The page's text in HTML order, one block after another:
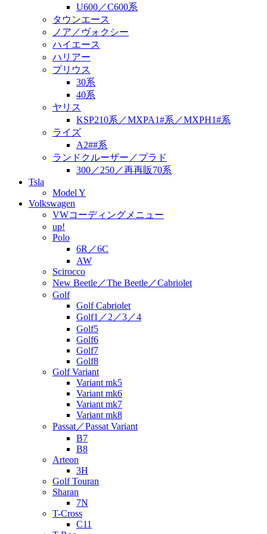
U600／C600系
タウンエース
ノア／ヴォクシー
ハイエース
ハリアー
プリウス
30系
40系
ヤリス
KSP210系／MXPA1#系／MXPH1#系
ライズ
A2##系
ランドクルーザー／プラド
300／250／再再販70系
Tsla
Model Y
Volkswagen
VWコーディングメニュー
up!
Polo
6R／6C
AW
Scirocco
New Beetle／The Beetle／Cabriolet
Golf
Golf Cabriolet
Golf1／2／3／4
Golf5
Golf6
Golf7
Golf8
Golf Variant
Variant mk5
Variant mk6
Variant mk7
Variant mk8
Passat／Passat Variant
B7
B8
Arteon
3H
Golf Touran
Sharan
7N
T-Cross
C11